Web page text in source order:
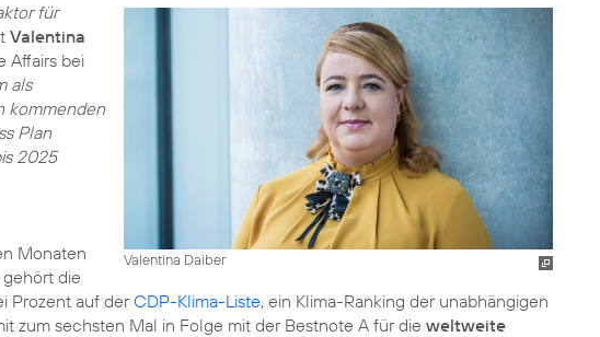
Valentina Daiber
für
Valentina
Affairs bei
als
kommenden
Plan
2025
Monaten
die
Prozent auf derCDP-Klima-Liste, ein Klima-Ranking der unabhängigen
zum sechsten Mal in Folge mit der Bestnote A für die weltweite